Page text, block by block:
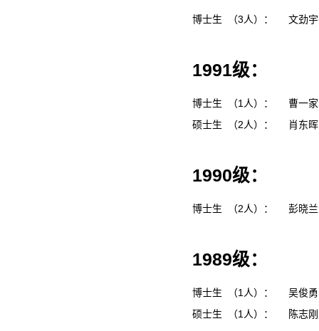
博士生 （3人）： 文劲
1991级：
博士生 （1人）：
曹一
硕士生 （2人）：
肖东
1990级：
博士生 （2人）： 彭晓
1989级：
博士生 （1人）：
吴俊
硕士生 （1人）：
陈志